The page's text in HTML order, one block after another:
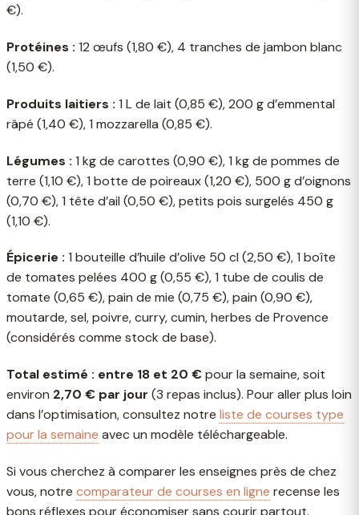
€).
Protéines : 12 œufs (1,80 €), 4 tranches de jambon blanc
(1,50 €).
Produits laitiers : 1 L de lait (0,85 €), 200 g d’emmental
râpé (1,40 €), 1 mozzarella (0,85 €).
Légumes : 1 kg de carottes (0,90 €), 1 kg de pommes de
terre (1,10 €), 1 botte de poireaux (1,20 €), 500 g d’oignons
(0,70 €), 1 tête d’ail (0,50 €), petits pois surgelés 450 g
(1,10 €).
Épicerie : 1 bouteille d’huile d’olive 50 cl (2,50 €), 1 boîte
de tomates pelées 400 g (0,55 €), 1 tube de coulis de
tomate (0,65 €), pain de mie (0,75 €), pain (0,90 €),
moutarde, sel, poivre, curry, cumin, herbes de Provence
(considérés comme stock de base).
Total estimé : entre 18 et 20 € pour la semaine, soit
environ 2,70 € par jour (3 repas inclus). Pour aller plus loin
dans l’optimisation, consultez notre liste de courses type
pour la semaine avec un modèle téléchargeable.
Si vous cherchez à comparer les enseignes près de chez
vous, notre comparateur de courses en ligne recense les
bons réflexes pour économiser sans courir partout.